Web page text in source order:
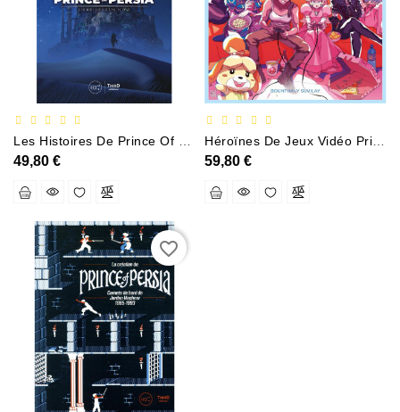
Documentation
Entreprise,économie
Droit
Fantasy
Et
Science-
Jeunesse
Merchandising
Littérature
Générale
Parascolaire
Policier
49,80 € 59,80 €
favorite_border